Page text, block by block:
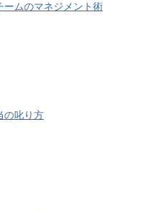
ームのマネジメント術
の叱り方